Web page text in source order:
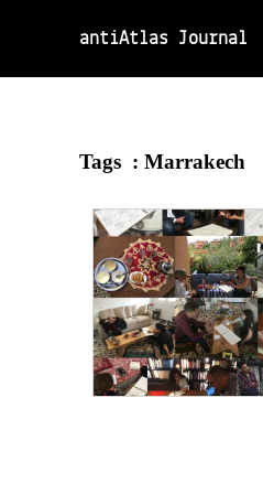
antiAtlas Journal
Tags : Marrakech